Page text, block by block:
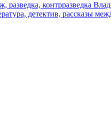
разведка, контрразведка
детектив, рассказы